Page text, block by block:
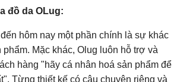
đồ da OLug:
hôm nay một phần chính là sự khác
phẩm. Mặc khác, Olug luôn hỗ trợ và
hàng "hãy cá nhân hoá sản phẩm để
Từng thiết kế có câu chuyện riêng và